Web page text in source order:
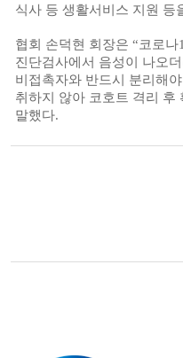
식사 등 생활서비스 지원 등
협회 손덕현 회장은 “코로나
진단검사에서 음성이 나오
비접촉자와 반드시 분리해
취하지 않아 코호트 격리 후
말했다.